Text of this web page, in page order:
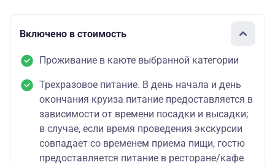
Включено в стоимость
Проживание в каюте выбранной категории
Трехразовое питание. В день начала и день
окончания круиза питание предоставляется в
зависимости от времени посадки и высадки;
в случае, если время проведения экскурсии
совпадает со временем приема пищи, гостю
предоставляется питание в ресторане/кафе